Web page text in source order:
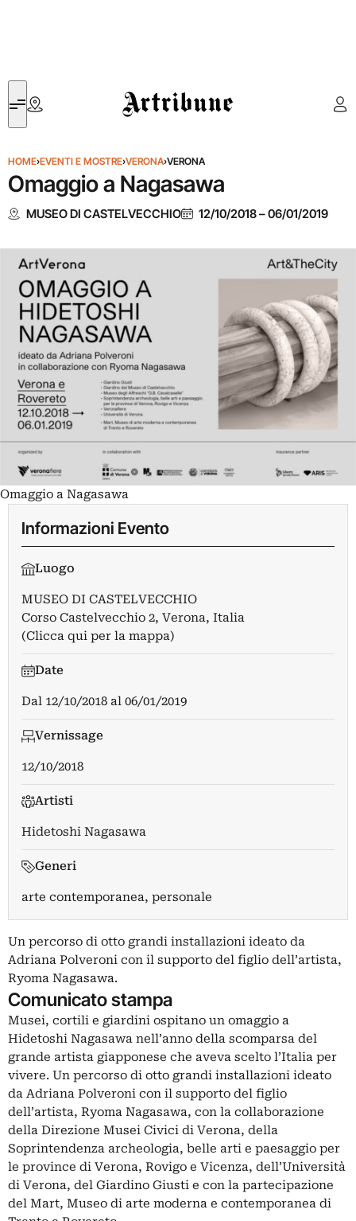
Artribune
HOME›EVENTI E MOSTRE›VERONA›VERONA
Omaggio a Nagasawa
MUSEO DI CASTELVECCHIO 12/10/2018–06/01/2019
Omaggio a Nagasawa
Informazioni Evento
Luogo
MUSEO DI CASTELVECCHIO
Corso Castelvecchio 2, Verona, Italia
(Clicca qui per la mappa)
Date
Dal 12/10/2018 al 06/01/2019
Vernissage
12/10/2018
Artisti
Hidetoshi Nagasawa
Generi
arte contemporanea, personale
Un percorso di otto grandi installazioni ideato da
Adriana Polveroni con il supporto del figlio dell’artista,
Ryoma Nagasawa.
Comunicato stampa
Musei, cortili e giardini ospitano un omaggio a
Hidetoshi Nagasawa nell’anno della scomparsa del
grande artista giapponese che aveva scelto l’Italia per
vivere. Un percorso di otto grandi installazioni ideato
da Adriana Polveroni con il supporto del figlio
dell’artista, Ryoma Nagasawa, con la collaborazione
della Direzione Musei Civici di Verona, della
Soprintendenza archeologia, belle arti e paesaggio per
le province di Verona, Rovigo e Vicenza, dell’Università
di Verona, del Giardino Giusti e con la partecipazione
del Mart, Museo di arte moderna e contemporanea di